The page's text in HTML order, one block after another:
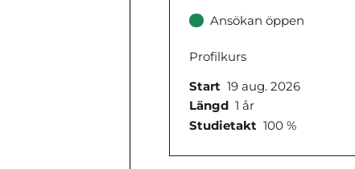
Ansökan öppen
Profilkurs
Start 19 aug. 2026
Längd 1 år
Studietakt 100 %